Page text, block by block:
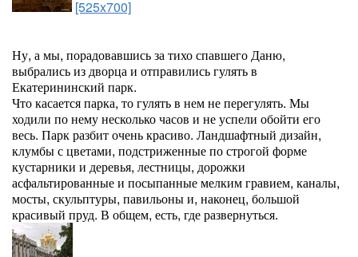
[525x700]
Ну, а мы, порадовавшись за тихо спавшего Даню,
выбрались из дворца и отправились гулять в
Екатерининский парк.
Что касается парка, то гулять в нем не перегулять. Мы
ходили по нему несколько часов и не успели обойти его
весь. Парк разбит очень красиво. Ландшафтный дизайн,
клумбы с цветами, подстриженные по строгой форме
кустарники и деревья, лестницы, дорожки
асфальтированные и посыпанные мелким гравием, каналы,
мосты, скульптуры, павильоны и, наконец, большой
красивый пруд. В общем, есть, где развернуться.